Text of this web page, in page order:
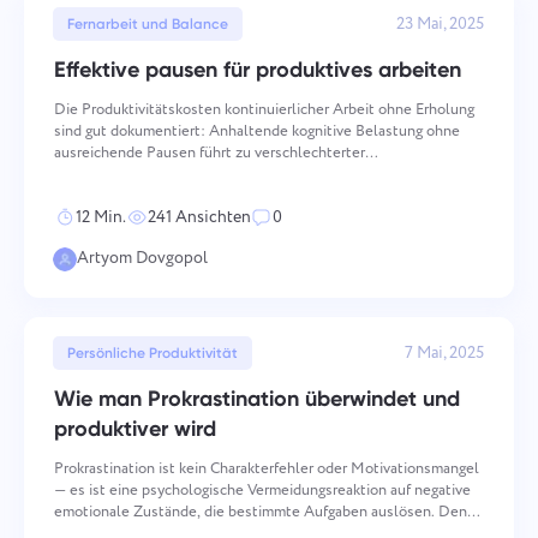
Fernarbeit und Balance 23 Mai, 2025
Effektive pausen für produktives arbeiten
Die Produktivitätskosten kontinuierlicher Arbeit ohne Erholung
sind gut dokumentiert: Anhaltende kognitive Belastung ohne
ausreichende Pausen führt zu verschlechterter
Der Mechani
12 Min. 241 Ansichten
0
Artyom Dovgopol
Persönliche Produktivität 7 Mai, 2025
Wie man Prokrastination überwindet und
produktiver wird
Prokrastination ist kein Charakterfehler oder Motivationsmangel
— es ist eine psychologische Vermeidungsreaktion auf negative
emotionale Zustände, die bestimmte Aufgaben auslösen. Den